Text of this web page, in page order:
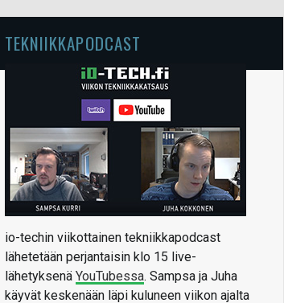
TEKNIIKKAPODCAST
io-techin viikottainen tekniikkapodcast
lähetetään perjantaisin klo 15 live-
lähetyksenä YouTubessa. Sampsa ja Juha
käyvät keskenään läpi kuluneen viikon ajalta